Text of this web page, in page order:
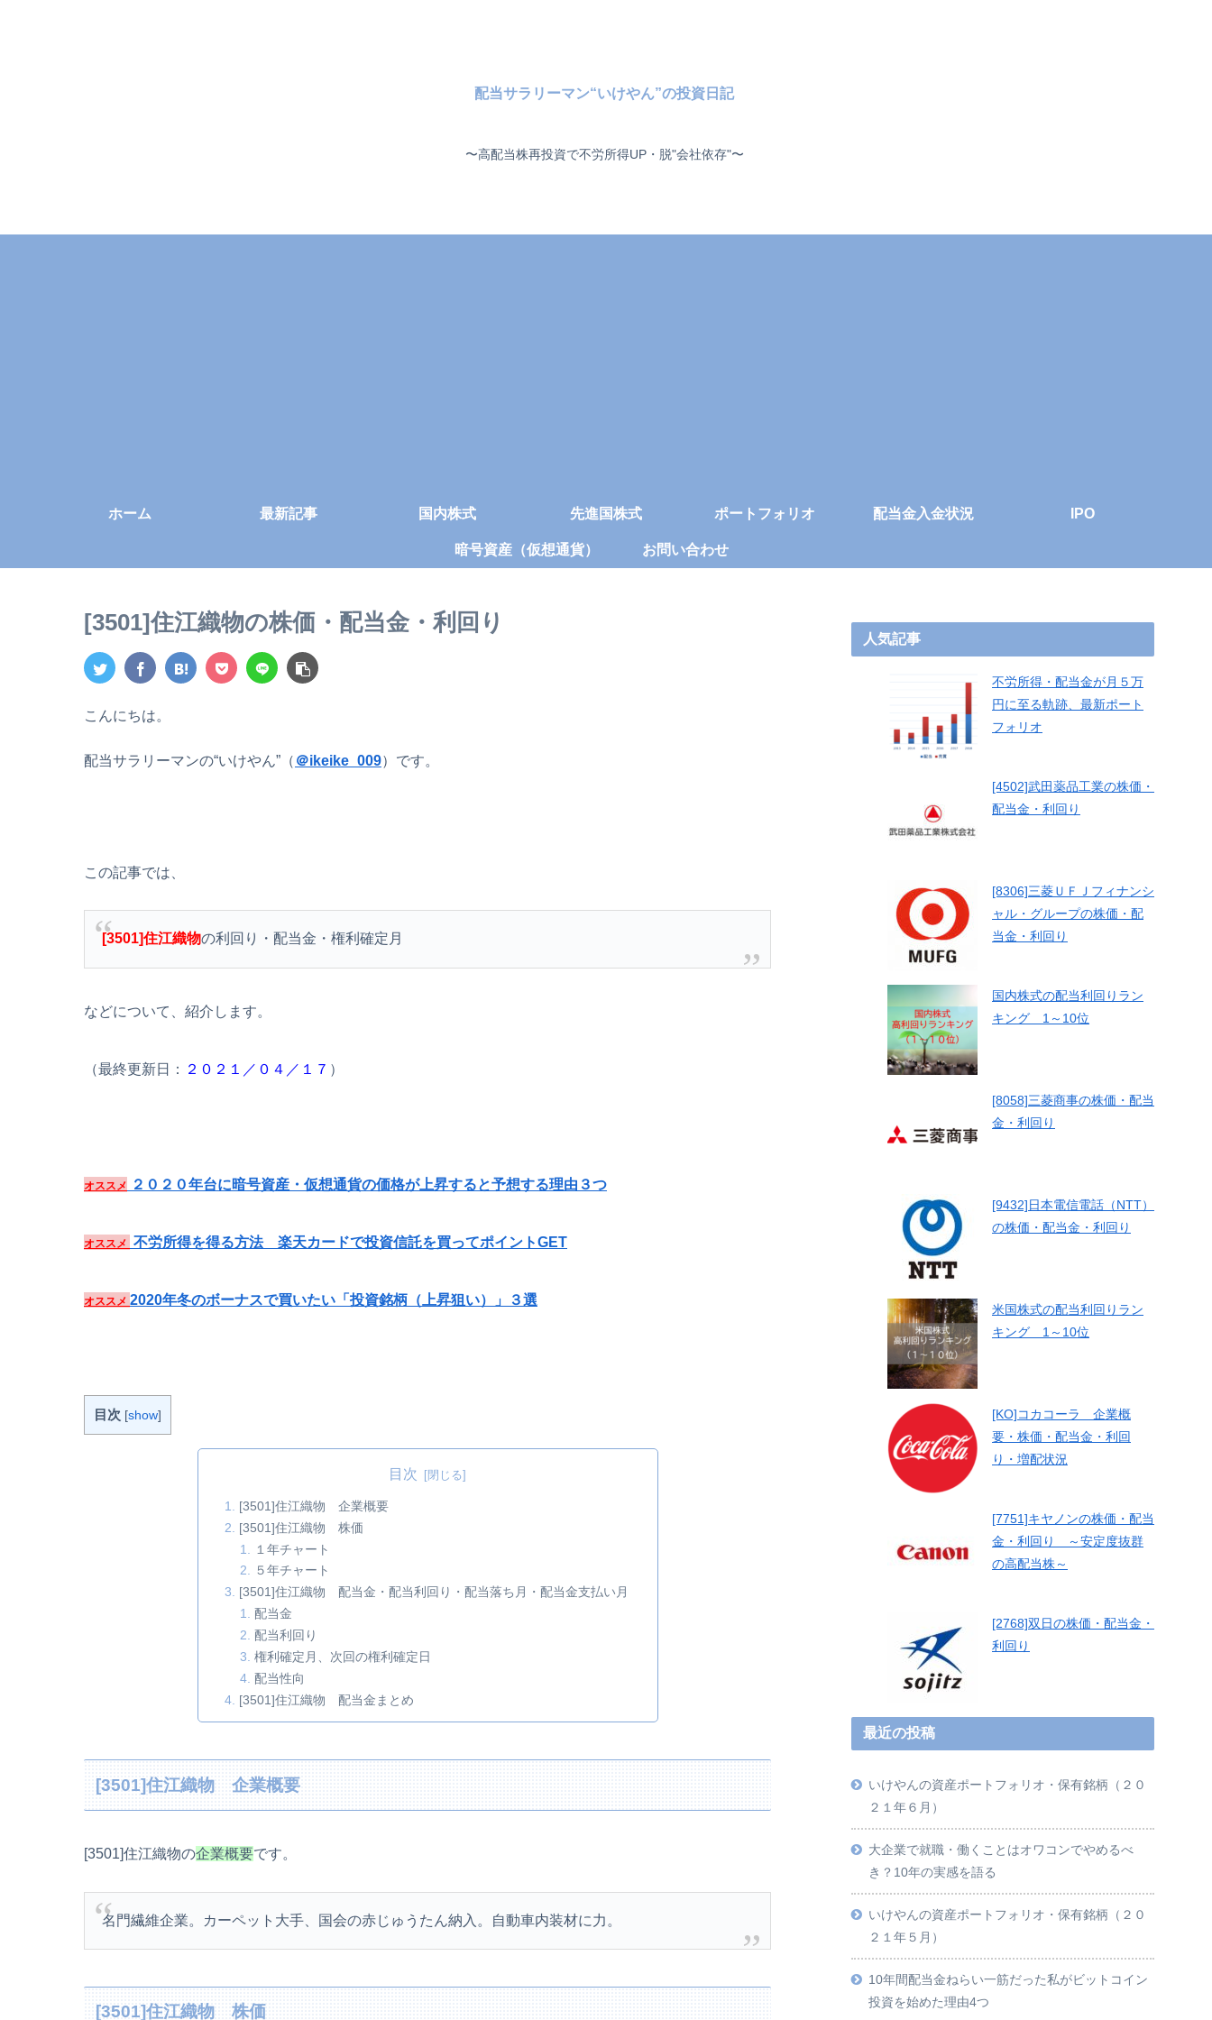
配当サラリーマン“いけやん”の投資日記 ​
〜高配当株再投資で不労所得UP・脱"会社依存"〜 ​
ホーム 最新記事 国内株式 先進国株式 ポートフォリオ 配当金入金状況 IPO
暗号資産（仮想通貨） お問い合わせ
[3501]住江織物の株価・配当金・利回り
こんにちは。
配当サラリーマンの“いけやん”（ ＠ikeike_009）です。
この記事では、
[3501]住江織物の利回り・配当金・権利確定月
などについて、紹介します。
（最終更新日： ２０２１／０４／１７ ）
オススメ ２０２０年台に暗号資産・仮想通貨の価格が上昇すると予想する理由３つ
オススメ 不労所得を得る方法 楽天カードで投資信託を買ってポイントGET
オススメ 2020年冬のボーナスで買いたい「投資銘柄（上昇狙い）」３選
目次 [show]
目次
[3501]住江織物 企業概要
[3501]住江織物 株価
１年チャート
５年チャート
[3501]住江織物 配当金・配当利回り・配当落ち月・配当金支払い月
配当金
配当利回り
権利確定月、次回の権利確定日
配当性向
[3501]住江織物 配当金まとめ
[3501]住江織物 企業概要
[3501]住江織物の企業概要です。
名門繊維企業。カーペット大手、国会の赤じゅうたん納入。自動車内装材に力。
[3501]住江織物 株価
人気記事
不労所得・配当金が月５万
円に至る軌跡、最新ポート
フォリオ
[4502]武田薬品工業の株価・
配当金・利回り
[8306]三菱ＵＦＪフィナンシ
ャル・グループの株価・配
当金・利回り
国内株式の配当利回りラン
キング 1～10位
[8058]三菱商事の株価・配当
金・利回り
[9432]日本電信電話（NTT）
の株価・配当金・利回り
米国株式の配当利回りラン
キング 1～10位
[KO]コカコーラ 企業概
要・株価・配当金・利回
り・増配状況
[7751]キヤノンの株価・配当
金・利回り ～安定度抜群
の高配当株～
[2768]双日の株価・配当金・
利回り
最近の投稿
いけやんの資産ポートフォリオ・保有銘柄（２０
２１年６月）
大企業で就職・働くことはオワコンでやめるべ
き？10年の実感を語る
いけやんの資産ポートフォリオ・保有銘柄（２０
２１年５月）
10年間配当金ねらい一筋だった私がビットコイン
投資を始めた理由4つ